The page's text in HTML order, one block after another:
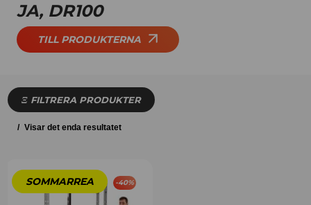
JA, DR100
TILL PRODUKTERNA
FILTRERA PRODUKTER
Visar det enda resultatet
-40%